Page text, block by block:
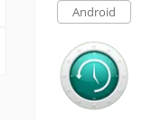
Android